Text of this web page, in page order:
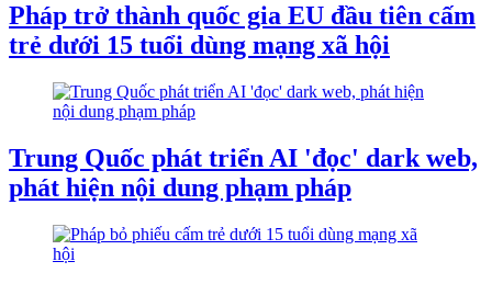
Pháp trở thành quốc gia EU đầu tiên cấm
trẻ dưới 15 tuổi dùng mạng xã hội
Trung Quốc phát triển AI 'đọc' dark web,
phát hiện nội dung phạm pháp